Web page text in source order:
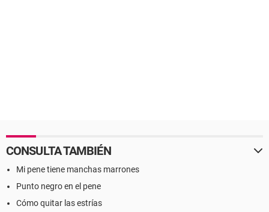
CONSULTA TAMBIÉN
Mi pene tiene manchas marrones
Punto negro en el pene
Cómo quitar las estrías